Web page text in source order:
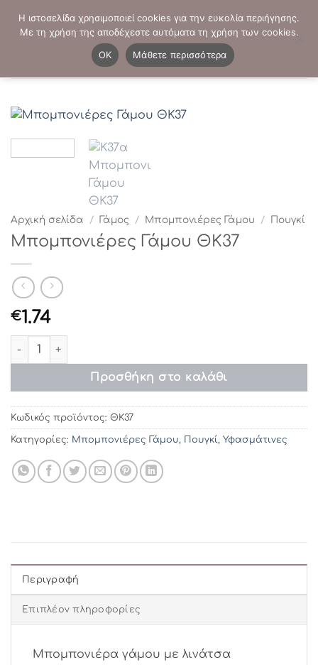
στο
ΤΗΛΕΦΩΝΙΚΕΣ ΠΑΡΑΓΓΕΛΙΕΣ: - 2103821941
Αρχική σελίδα / Γάμος / Μπομπονιέρες Γάμου / Πουγκί
Μπομπονιέρες Γάμου ΘΚ37
€1.74
Μπομπονιέρες Γάμου ΘΚ37 ποσότητα
Προσθήκη στο καλάθι
Κωδικός προϊόντος: ΘΚ37
Κατηγορίες: Μπομπονιέρες Γάμου, Πουγκί, Υφασμάτινες
Περιγραφή
Επιπλέον πληροφορίες
Μπομπονιέρα γάμου με λινάτσα
Η ιστοσελίδα χρησιμοποιεί cookies για την ευκολία περιήγησης.
Με τη χρήση της αποδέχεστε αυτόματα τη χρήση των cookies.
OK
Μάθετε περισσότερα